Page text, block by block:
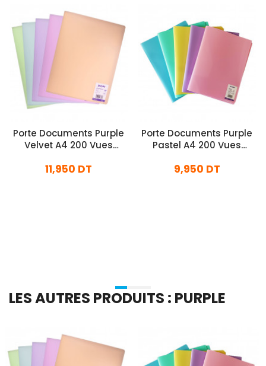
Porte Documents Purple
Velvet A4 200 Vues
11,950 DT
Porte Documents Purple
Pastel A4 200 Vues
9,950 DT
LES AUTRES PRODUITS : PURPLE